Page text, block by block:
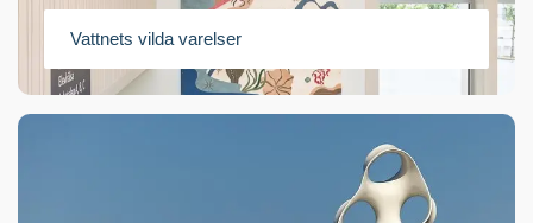
Vattnets vilda varelser